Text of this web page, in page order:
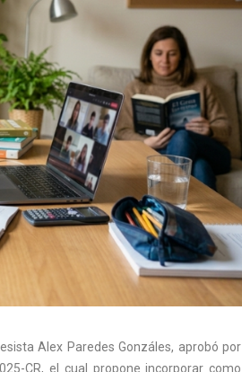
Alex Paredes Gonzáles, aprobó por
CR, el cual propone incorporar como